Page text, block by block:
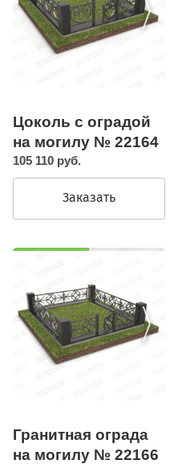
Цоколь с оградой
на могилу № 22164
105 110 руб.
Заказать
Гранитная ограда
на могилу № 22166